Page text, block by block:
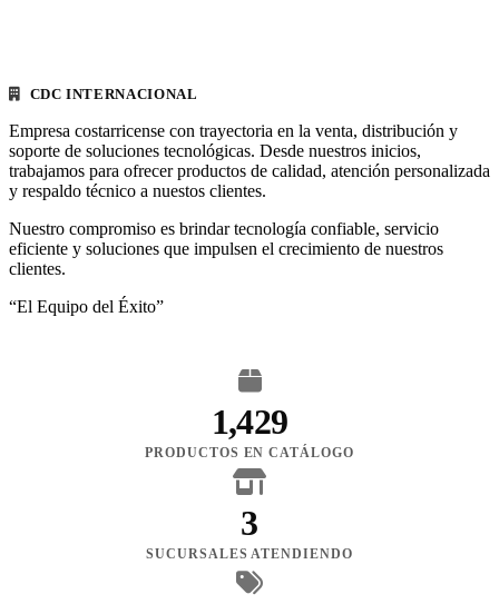
CDC INTERNACIONAL
Empresa costarricense con trayectoria en la venta, distribución y
soporte de soluciones tecnológicas. Desde nuestros inicios,
trabajamos para ofrecer productos de calidad, atención personalizada
y respaldo técnico a nuestos clientes.
Nuestro compromiso es brindar tecnología confiable, servicio
eficiente y soluciones que impulsen el crecimiento de nuestros
clientes.
“El Equipo del Éxito”
1,429
PRODUCTOS EN CATÁLOGO
3
SUCURSALES ATENDIENDO